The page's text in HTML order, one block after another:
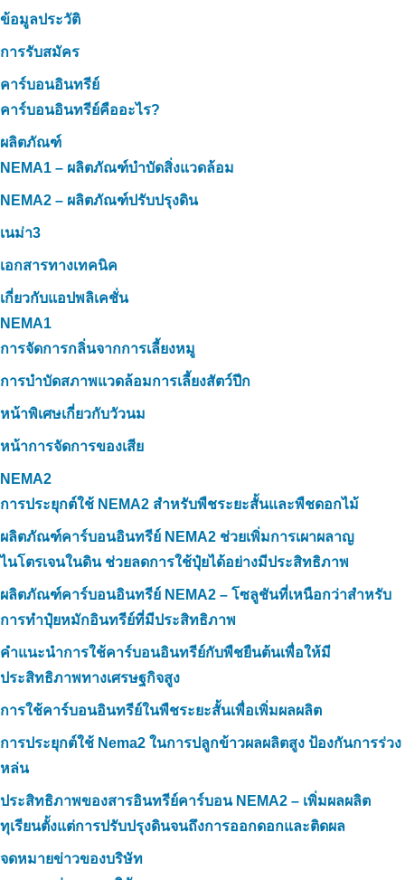
ข้อมูลประวัติ
การรับสมัคร
คาร์บอนอินทรีย์
คาร์บอนอินทรีย์คืออะไร?
ผลิตภัณฑ์
NEMA1 – ผลิตภัณฑ์บำบัดสิ่งแวดล้อม
NEMA2 – ผลิตภัณฑ์ปรับปรุงดิน
เนม่า3
เอกสารทางเทคนิค
เกี่ยวกับแอปพลิเคชั่น
NEMA1
การจัดการกลิ่นจากการเลี้ยงหมู
การบำบัดสภาพแวดล้อมการเลี้ยงสัตว์ปีก
หน้าพิเศษเกี่ยวกับวัวนม
หน้าการจัดการของเสีย
NEMA2
การประยุกต์ใช้ NEMA2 สำหรับพืชระยะสั้นและพืชดอกไม้
ผลิตภัณฑ์คาร์บอนอินทรีย์ NEMA2 ช่วยเพิ่มการเผาผลาญ
ไนโตรเจนในดิน ช่วยลดการใช้ปุ๋ยได้อย่างมีประสิทธิภาพ
ผลิตภัณฑ์คาร์บอนอินทรีย์ NEMA2 – โซลูชันที่เหนือกว่าสำหรับ
การทำปุ๋ยหมักอินทรีย์ที่มีประสิทธิภาพ
คำแนะนำการใช้คาร์บอนอินทรีย์กับพืชยืนต้นเพื่อให้มี
ประสิทธิภาพทางเศรษฐกิจสูง
การใช้คาร์บอนอินทรีย์ในพืชระยะสั้นเพื่อเพิ่มผลผลิต
การประยุกต์ใช้ Nema2 ในการปลูกข้าวผลผลิตสูง ป้องกันการร่วง
หล่น
ประสิทธิภาพของสารอินทรีย์คาร์บอน NEMA2 – เพิ่มผลผลิต
ทุเรียนตั้งแต่การปรับปรุงดินจนถึงการออกดอกและติดผล
จดหมายข่าวของบริษัท